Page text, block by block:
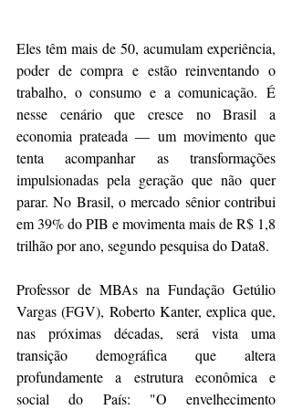
Eles têm mais de 50, acumulam experiência,
poder de compra e estão reinventando o
trabalho, o consumo e a comunicação. É
nesse cenário que cresce no Brasil a
economia prateada — um movimento que
tenta acompanhar as transformações
impulsionadas pela geração que não quer
parar. No Brasil, o mercado sênior contribui
em 39% do PIB e movimenta mais de R$ 1,8
trilhão por ano, segundo pesquisa do Data8.
Professor de MBAs na Fundação Getúlio
Vargas (FGV), Roberto Kanter, explica que,
nas próximas décadas, será vista uma
transição demográfica que altera
profundamente a estrutura econômica e
social do País: "O envelhecimento